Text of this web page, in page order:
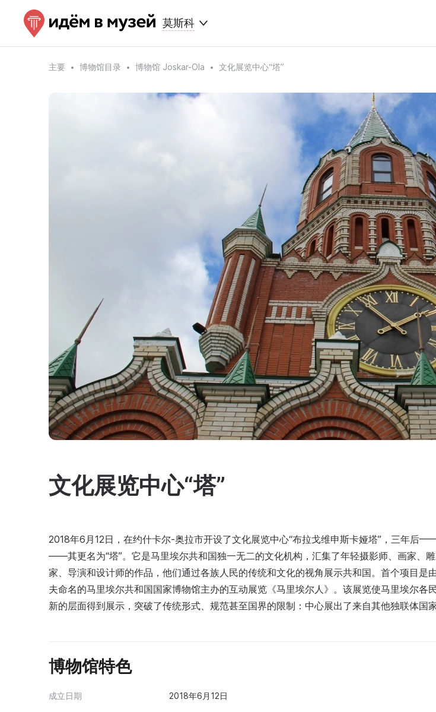
莫斯科
主要 博物馆目录 博物馆 Joskar-Ola 文化展览中心“塔”
文化展览中心“塔”
2018年6月12日，在约什卡尔-奥拉市开设了文化展览中心“布拉戈维申斯卡娅塔”，三年后
——其更名为“塔”。它是马里埃尔共和国独一无二的文化机构，汇集了年轻摄影师、画家、
家、导演和设计师的作品，他们通过各族人民的传统和文化的视角展示共和国。首个项目是
夫命名的马里埃尔共和国国家博物馆主办的互动展览《马里埃尔人》。该展览使马里埃尔各
新的层面得到展示，突破了传统形式、规范甚至国界的限制：中心展出了来自其他独联体国
博物馆特色
成立日期 2018年6月12日